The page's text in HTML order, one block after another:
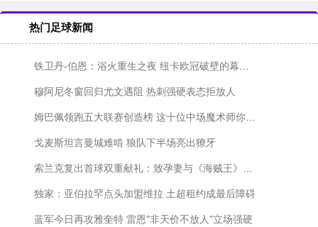
热门足球新闻
铁卫丹-伯恩：浴火重生之夜 纽卡欧冠破壁的幕后英雄
穆阿尼冬窗回归尤文遇阻 热刺强硬表态拒放人
姆巴佩领跑五大联赛创造榜 这十位中场魔术师你pick谁？
戈麦斯坦言曼城难啃 狼队下半场亮出獠牙
索兰克复出首球双重献礼：致孕妻与《海贼王》的浪漫致敬
独家：亚伯拉罕点头加盟维拉 土超租约成最后障碍
蓝军今日再攻雅奎特 雷恩"非天价不放人"立场强硬